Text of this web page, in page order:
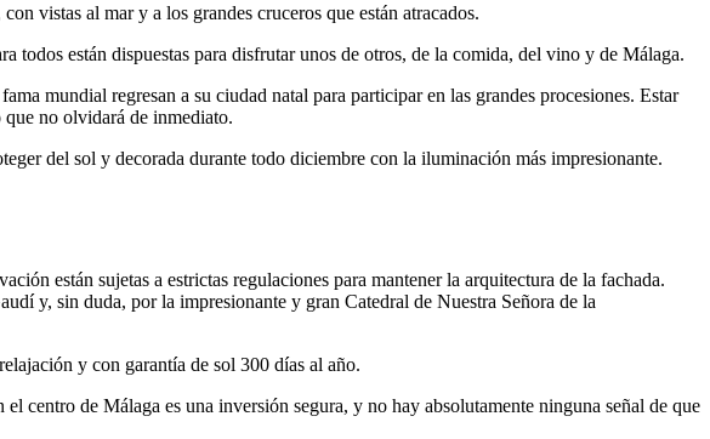
vistas al mar y a los grandes cruceros que están atracados.
todos están dispuestas para disfrutar unos de otros, de la comida, del vino y de Málaga.
mundial regresan a su ciudad natal para participar en las grandes procesiones. Estar
que no olvidará de inmediato.
del sol y decorada durante todo diciembre con la iluminación más impresionante.
están sujetas a estrictas regulaciones para mantener la arquitectura de la fachada.
y, sin duda, por la impresionante y gran Catedral de Nuestra Señora de la
y con garantía de sol 300 días al año.
centro de Málaga es una inversión segura, y no hay absolutamente ninguna señal de que